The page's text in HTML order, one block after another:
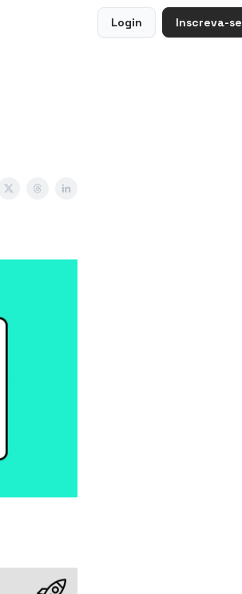
Login Inscreva-se